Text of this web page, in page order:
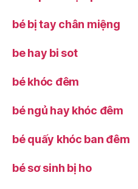
bé bị tay chân miệng
be hay bi sot
bé khóc đêm
bé ngủ hay khóc đêm
bé quấy khóc ban đêm
bé sơ sinh bị ho